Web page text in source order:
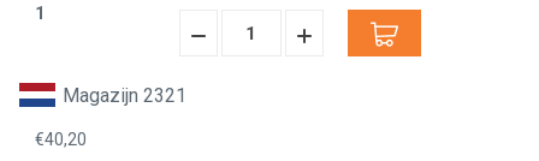
1
Hoeveelheid
Hoeveelheid
Magazijn 2321
€40,20